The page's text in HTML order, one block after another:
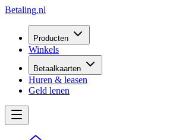
Betaling.nl
Producten
Winkels
Betaalkaarten
Huren & leasen
Geld lenen